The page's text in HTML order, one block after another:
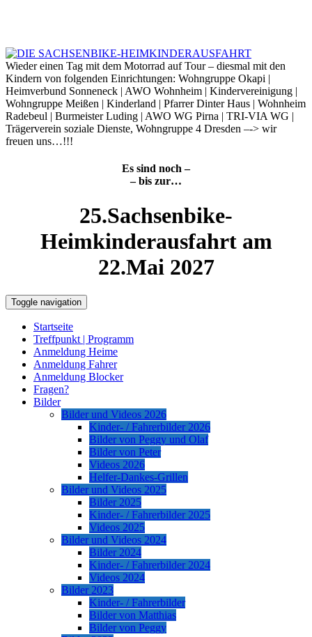
Wieder einen Tag mit dem Motorrad auf Tour – diesmal mit den
Kindern von folgenden Einrichtungen: Wohngruppe Okapi |
Heimverbund Sonneneck | AWO Wohnheim | Kindervereinigung |
Wohngruppe Meißen | Kinderland | Pfarrer Dinter Haus | Wohnheim
Radebeul | Burmeister Luding | AWO WG Pirna | TRI-VIA WG |
Trägerverein soziale Dienste, Wohngruppe 4 Dresden –-> wir
freuen uns…!!!
Es sind noch –
– bis zur…
25.Sachsenbike-
Heimkinderausfahrt am
22.Mai 2027
Toggle navigation
Startseite
Treffpunkt | Programm
Anmeldung Heime
Anmeldung Fahrer
Anmeldung Blocker
Fragen?
Bilder
Bilder und Videos 2026
Kinder- / Fahrerbilder 2026
Bilder von Peggy und Olaf
Bilder von Peter
Videos 2026
Helfer-Dankes-Grillen
Bilder und Videos 2025
Bilder 2025
Kinder- / Fahrerbilder 2025
Videos 2025
Bilder und Videos 2024
Bilder 2024
Kinder- / Fahrerbilder 2024
Videos 2024
Bilder 2023
Kinder- / Fahrerbilder
Bilder von Matthias
Bilder von Peggy